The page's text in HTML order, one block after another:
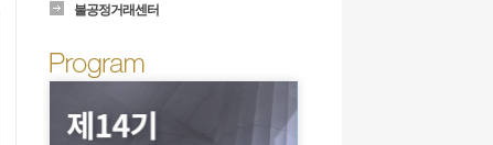
불공정거래센터